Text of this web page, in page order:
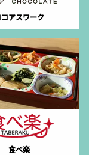
コアスワーク
食べ楽